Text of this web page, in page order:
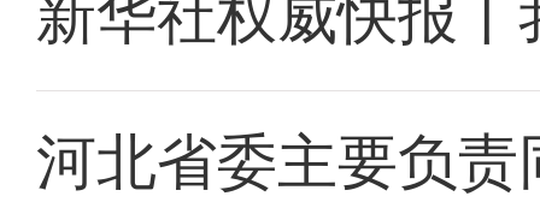
新华社权威快报
河北省委主要负